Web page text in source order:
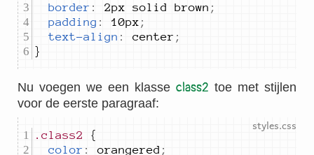
border : 2px solid brown ;
padding : 10px ;
text-align : center ;
}
Nu voegen we een klasse class2 toe met stijlen
voor de eerste paragraaf:
.class2
color : orangered ;